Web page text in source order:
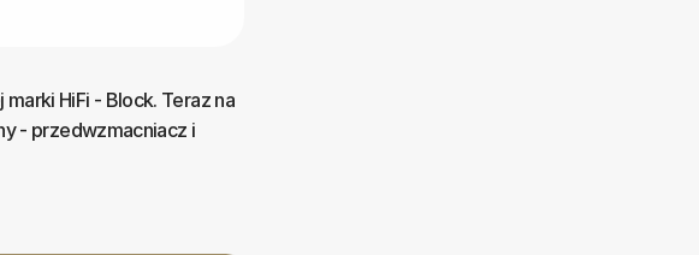
HiFi - Block. Teraz na
- przedwzmacniacz i